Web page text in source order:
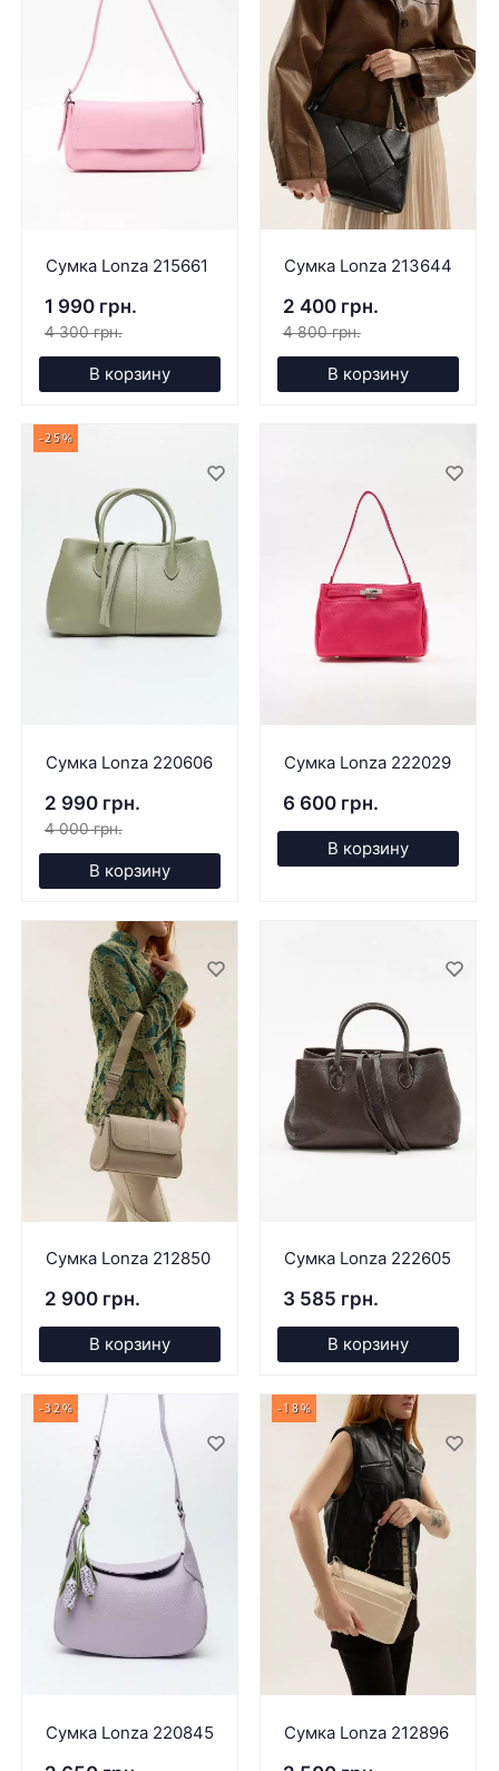
Сумка Lonza 215661
1 990 грн.
4 300 грн.
В корзину
Сумка Lonza 213644
2 400 грн.
4 800 грн.
В корзину
-25%
Сумка Lonza 220606
2 990 грн.
4 000 грн.
В корзину
Сумка Lonza 222029
6 600 грн.
В корзину
Сумка Lonza 212850
2 900 грн.
В корзину
Сумка Lonza 222605
3 585 грн.
В корзину
-32%
Сумка Lonza 220845
-18%
Сумка Lonza 212896